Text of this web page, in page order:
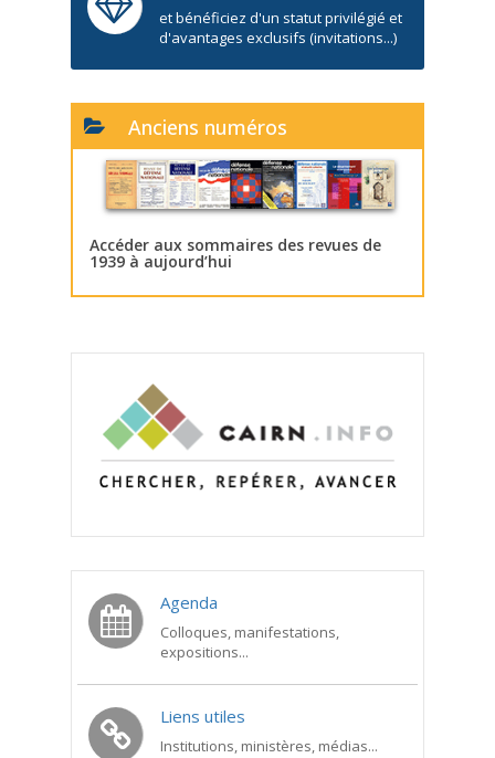
et bénéficiez d'un statut privilégié et
d'avantages exclusifs (invitations...)
Anciens numéros
Accéder aux sommaires des revues de
1939 à aujourd’hui
Agenda
Colloques, manifestations,
expositions...
Liens utiles
Institutions, ministères, médias...